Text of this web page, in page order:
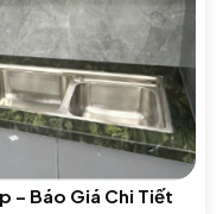
– Báo Giá Chi Tiết